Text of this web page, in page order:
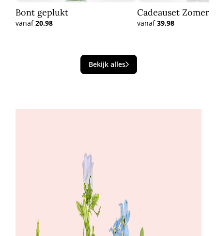
Bont geplukt
vanaf20.98
Cadeauset Zomer
vanaf39.98
Bekijk alles